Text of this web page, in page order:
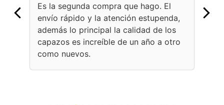
Es la segunda compra que hago. El
envío rápido y la atención estupenda,
además lo principal la calidad de los
capazos es increíble de un año a otro
como nuevos.